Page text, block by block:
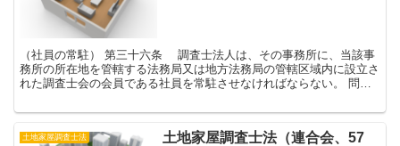
（社員の常駐） 第三十六条 調査士法人は、その事務所に、当該事
務所の所在地を管轄する法務局又は地方法務局の管轄区域内に設立さ
れた調査士会の会員である社員を常駐させなければならない。 問
土地家屋調査士法
土地家屋調査士法（連合会、57